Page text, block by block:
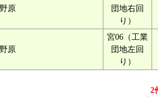
原
団地右回
り）
原
宮06（工業
団地左回
り）
2